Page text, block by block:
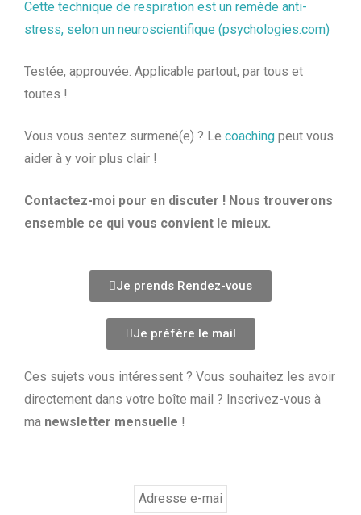
Cette technique de respiration est un remède anti-
stress, selon un neuroscientifique (psychologies.com)
Testée, approuvée. Applicable partout, par tous et
toutes !
Vous vous sentez surmené(e) ? Le coaching peut vous
aider à y voir plus clair !
Contactez-moi pour en discuter ! Nous trouverons
ensemble ce qui vous convient le mieux.
Je prends Rendez-vous
Je préfère le mail
Ces sujets vous intéressent ? Vous souhaitez les avoir
directement dans votre boîte mail ? Inscrivez-vous à
ma newsletter mensuelle !